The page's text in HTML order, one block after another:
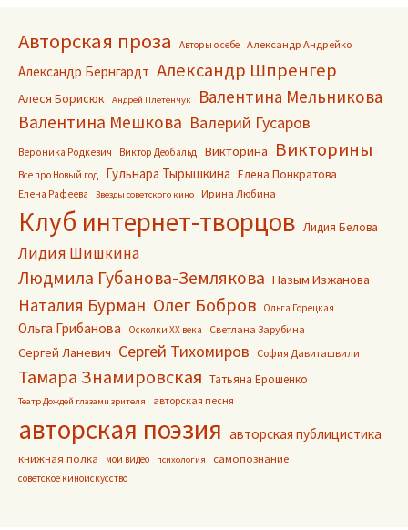
Авторская проза Авторы о себе Александр Андрейко
Александр Бернгардт Александр Шпренгер
Алеся Борисюк Андрей Плетенчук
Валентина Мельникова
Валентина Мешкова Валерий Гусаров
Вероника Родкевич Виктор Деобальд Викторина Викторины
Все про Новый год Гульнара Тырышкина Елена Понкратова
Елена Рафеева Звезды советского кино Ирина Любина
Клуб интернет-творцов Лидия Белова
Лидия Шишкина
Людмила Губанова-Землякова Назым Изжанова
Наталия Бурман Олег Бобров Ольга Горецкая
Ольга Грибанова Осколки ХХ века Светлана Зарубина
Сергей Ланевич Сергей Тихомиров София Давиташвили
Тамара Знамировская Татьяна Ерошенко
Театр Дождей глазами зрителя авторская песня
авторская поэзия авторская публицистика
книжная полка мои видео психология самопознание
советское киноискусство